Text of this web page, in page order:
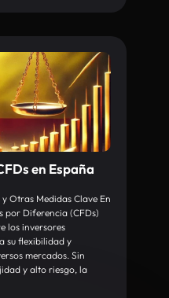
en España
Otras Medidas Clave En
por Diferencia (CFDs)
los inversores
su flexibilidad y
mercados. Sin
y alto riesgo, la